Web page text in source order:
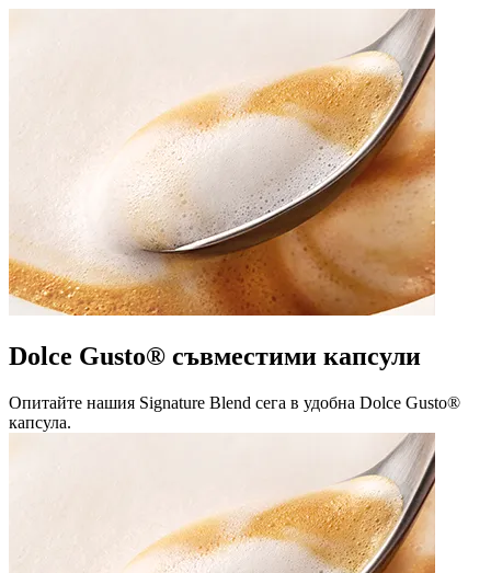
Dolce Gusto® съвместими капсули
Опитайте нашия Signature Blend сега в удобна Dolce Gusto®
капсула.